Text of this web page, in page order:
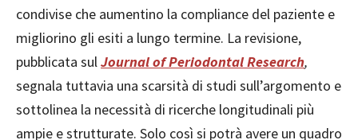
condivise che aumentino la compliance del paziente e
migliorino gli esiti a lungo termine. La revisione,
pubblicata sulJournal of Periodontal Research,
segnala tuttavia una scarsità di studi sull’argomento e
sottolinea la necessità di ricerche longitudinali più
ampie e strutturate. Solo così si potrà avere un quadro